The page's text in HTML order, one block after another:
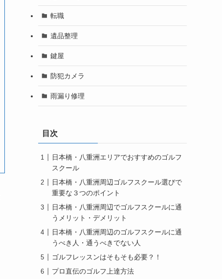
転職
遺品整理
鍵屋
防犯カメラ
雨漏り修理
目次
日本橋・八重洲エリアでおすすめのゴルフ
スクール
日本橋・八重洲周辺ゴルフスクール選びで
重要な３つのポイント
日本橋・八重洲周辺でゴルフスクールに通
うメリット・デメリット
日本橋・八重洲周辺のゴルフスクールに通
うべき人・通うべきでない人
ゴルフレッスンはそもそも必要？！
プロ直伝のゴルフ上達方法